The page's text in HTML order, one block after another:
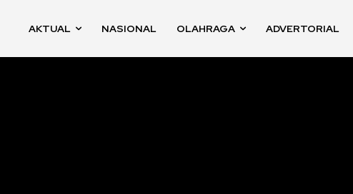
AKTUAL NASIONAL OLAHRAGA ADVERTORIAL